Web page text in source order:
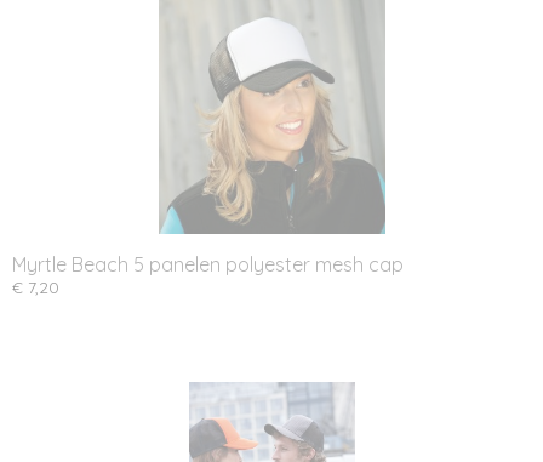
Myrtle Beach 5 panelen polyester mesh cap
€ 7,20